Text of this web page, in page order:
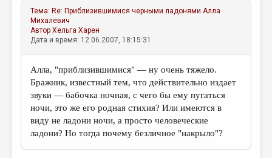
ПУБЛИЦИСТИКА
РЕЦЕНЗИРОВАНИЕ
ЦИКЛЫ ПУБЛИКАЦИЙ
ТРЕДИАКОВСКИЙ
МЕДИА
ВКОНТАКТЕ
Тема: Re: Приблизившимися черными ладонямиАлла
Михалевич
АвторХельга Харен
Дата и время: 12.06.2007, 18:15:31
Алла, "приблизившимися" — ну очень тяжело.
Бражник, известный тем, что действительно издает
звуки — бабочка ночная, с чего бы ему пугаться
ночи, это же его родная стихия? Или имеются в
виду не ладони ночи, а просто человеческие
ладони? Но тогда почему безличное "накрыло"?